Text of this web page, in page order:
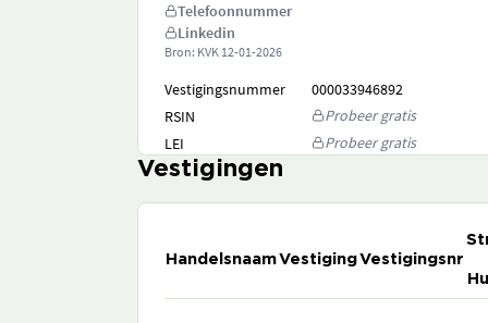
Telefoonnummer
Linkedin
Bron: KVK 12-01-2026
Vestigingsnummer
000033946892
RSIN
Probeer gratis
LEI
Probeer gratis
Vestigingen
HandelsnaamVestigingVestigingsnr